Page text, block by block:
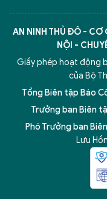
AN NINH THỦ ĐÔ - CƠ
NỘI -
Giấy phép hoạt động
của Bộ
Tổng Biên tập Báo
Trưởng ban Biên
Phó Trưởng ban
Lưu
5 điểm nghẽn của